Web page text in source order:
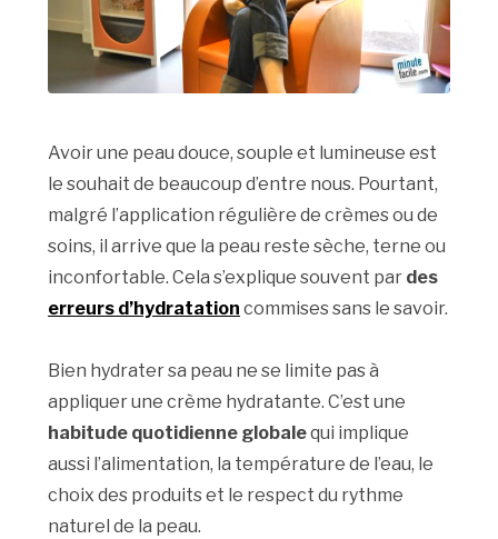
Avoir une peau douce, souple et lumineuse est
le souhait de beaucoup d’entre nous. Pourtant,
malgré l’application régulière de crèmes ou de
soins, il arrive que la peau reste sèche, terne ou
inconfortable. Cela s’explique souvent par des
erreurs d’hydratation commises sans le savoir.
Bien hydrater sa peau ne se limite pas à
appliquer une crème hydratante. C’est une
habitude quotidienne globalequi implique
aussi l’alimentation, la température de l’eau, le
choix des produits et le respect du rythme
naturel de la peau.